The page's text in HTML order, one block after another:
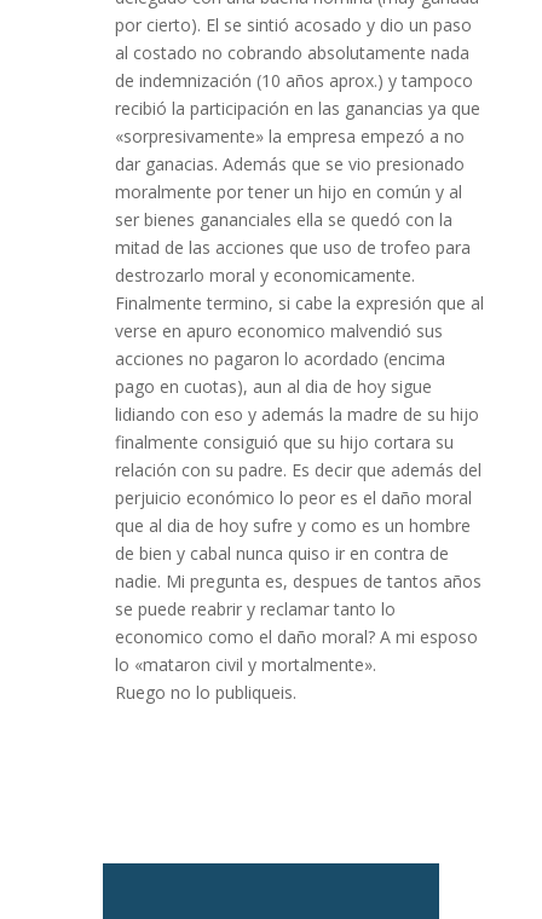
por cierto). El se sintió acosado y dio un paso
al costado no cobrando absolutamente nada
de indemnización (10 años aprox.) y tampoco
recibió la participación en las ganancias ya que
«sorpresivamente» la empresa empezó a no
dar ganacias. Además que se vio presionado
moralmente por tener un hijo en común y al
ser bienes gananciales ella se quedó con la
mitad de las acciones que uso de trofeo para
destrozarlo moral y economicamente.
Finalmente termino, si cabe la expresión que al
verse en apuro economico malvendió sus
acciones no pagaron lo acordado (encima
pago en cuotas), aun al dia de hoy sigue
lidiando con eso y además la madre de su hijo
finalmente consiguió que su hijo cortara su
relación con su padre. Es decir que además del
perjuicio económico lo peor es el daño moral
que al dia de hoy sufre y como es un hombre
de bien y cabal nunca quiso ir en contra de
nadie. Mi pregunta es, despues de tantos años
se puede reabrir y reclamar tanto lo
economico como el daño moral? A mi esposo
lo «mataron civil y mortalmente».
Ruego no lo publiqueis.